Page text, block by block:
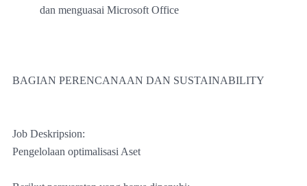
dan menguasai Microsoft Office
BAGIAN PERENCANAAN DAN SUSTAINABILITY
Job Deskripsion:
Pengelolaan optimalisasi Aset